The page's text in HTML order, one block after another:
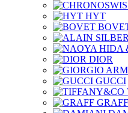
HYT
DIOR
GUCCI
GRAFF